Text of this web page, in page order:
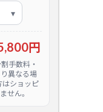
円
手数料・
異なる場
はショッピ
せん。